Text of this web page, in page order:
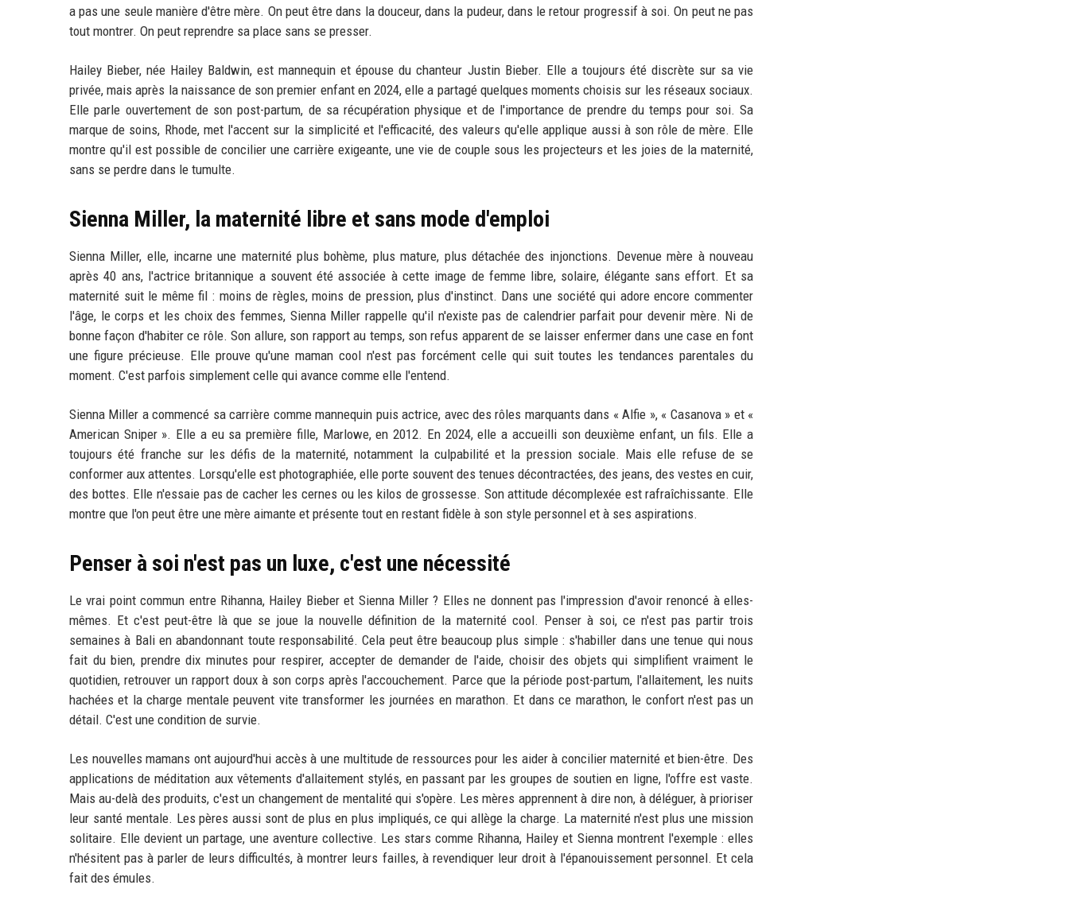
a pas une seule manière d'être mère. On peut être dans la douceur, dans la pudeur, dans le retour progressif à soi. On peut ne pas
tout montrer. On peut reprendre sa place sans se presser.
Hailey Bieber, née Hailey Baldwin, est mannequin et épouse du chanteur Justin Bieber. Elle a toujours été discrète sur sa vie
privée, mais après la naissance de son premier enfant en 2024, elle a partagé quelques moments choisis sur les réseaux sociaux.
Elle parle ouvertement de son post-partum, de sa récupération physique et de l'importance de prendre du temps pour soi. Sa
marque de soins, Rhode, met l'accent sur la simplicité et l'efficacité, des valeurs qu'elle applique aussi à son rôle de mère. Elle
montre qu'il est possible de concilier une carrière exigeante, une vie de couple sous les projecteurs et les joies de la maternité,
sans se perdre dans le tumulte.
Sienna Miller, la maternité libre et sans mode d'emploi
Sienna Miller, elle, incarne une maternité plus bohème, plus mature, plus détachée des injonctions. Devenue mère à nouveau
après 40 ans, l'actrice britannique a souvent été associée à cette image de femme libre, solaire, élégante sans effort. Et sa
maternité suit le même fil : moins de règles, moins de pression, plus d'instinct. Dans une société qui adore encore commenter
l'âge, le corps et les choix des femmes, Sienna Miller rappelle qu'il n'existe pas de calendrier parfait pour devenir mère. Ni de
bonne façon d'habiter ce rôle. Son allure, son rapport au temps, son refus apparent de se laisser enfermer dans une case en font
une figure précieuse. Elle prouve qu'une maman cool n'est pas forcément celle qui suit toutes les tendances parentales du
moment. C'est parfois simplement celle qui avance comme elle l'entend.
Sienna Miller a commencé sa carrière comme mannequin puis actrice, avec des rôles marquants dans « Alfie », « Casanova » et «
American Sniper ». Elle a eu sa première fille, Marlowe, en 2012. En 2024, elle a accueilli son deuxième enfant, un fils. Elle a
toujours été franche sur les défis de la maternité, notamment la culpabilité et la pression sociale. Mais elle refuse de se
conformer aux attentes. Lorsqu'elle est photographiée, elle porte souvent des tenues décontractées, des jeans, des vestes en cuir,
des bottes. Elle n'essaie pas de cacher les cernes ou les kilos de grossesse. Son attitude décomplexée est rafraîchissante. Elle
montre que l'on peut être une mère aimante et présente tout en restant fidèle à son style personnel et à ses aspirations.
Penser à soi n'est pas un luxe, c'est une nécessité
Le vrai point commun entre Rihanna, Hailey Bieber et Sienna Miller ? Elles ne donnent pas l'impression d'avoir renoncé à elles-
mêmes. Et c'est peut-être là que se joue la nouvelle définition de la maternité cool. Penser à soi, ce n'est pas partir trois
semaines à Bali en abandonnant toute responsabilité. Cela peut être beaucoup plus simple : s'habiller dans une tenue qui nous
fait du bien, prendre dix minutes pour respirer, accepter de demander de l'aide, choisir des objets qui simplifient vraiment le
quotidien, retrouver un rapport doux à son corps après l'accouchement. Parce que la période post-partum, l'allaitement, les nuits
hachées et la charge mentale peuvent vite transformer les journées en marathon. Et dans ce marathon, le confort n'est pas un
détail. C'est une condition de survie.
Les nouvelles mamans ont aujourd'hui accès à une multitude de ressources pour les aider à concilier maternité et bien-être. Des
applications de méditation aux vêtements d'allaitement stylés, en passant par les groupes de soutien en ligne, l'offre est vaste.
Mais au-delà des produits, c'est un changement de mentalité qui s'opère. Les mères apprennent à dire non, à déléguer, à prioriser
leur santé mentale. Les pères aussi sont de plus en plus impliqués, ce qui allège la charge. La maternité n'est plus une mission
solitaire. Elle devient un partage, une aventure collective. Les stars comme Rihanna, Hailey et Sienna montrent l'exemple : elles
n'hésitent pas à parler de leurs difficultés, à montrer leurs failles, à revendiquer leur droit à l'épanouissement personnel. Et cela
fait des émules.